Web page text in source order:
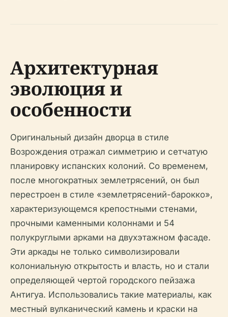
Архитектурная
эволюция и
особенности
Оригинальный дизайн дворца в стиле
Возрождения отражал симметрию и сетчатую
планировку испанских колоний. Со временем,
после многократных землетрясений, он был
перестроен в стиле «землетрясений-барокко»,
характеризующемся крепостными стенами,
прочными каменными колоннами и 54
полукруглыми арками на двухэтажном фасаде.
Эти аркады не только символизировали
колониальную открытость и власть, но и стали
определяющей чертой городского пейзажа
Антигуа. Использовались такие материалы, как
местный вулканический камень и краски на